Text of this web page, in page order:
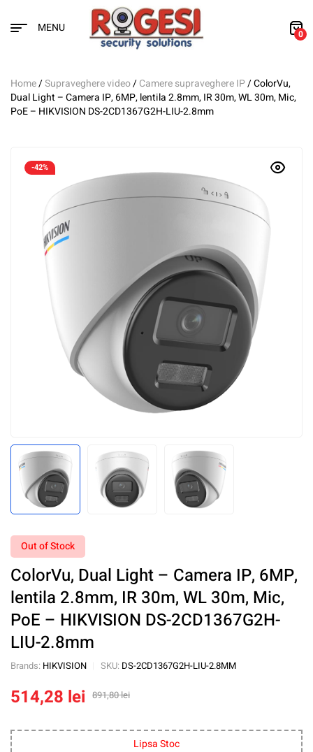
MENU 0
Home/Supraveghere video/Camere supraveghere IP/ ColorVu,
Dual Light – Camera IP, 6MP, lentila 2.8mm, IR 30m, WL 30m, Mic,
PoE – HIKVISION DS-2CD1367G2H-LIU-2.8mm
-42%
Out of Stock
ColorVu, Dual Light – Camera IP, 6MP,
lentila 2.8mm, IR 30m, WL 30m, Mic,
PoE – HIKVISION DS-2CD1367G2H-
LIU-2.8mm
Brands: HIKVISION SKU: DS-2CD1367G2H-LIU-2.8MM
891,80lei
514,28 lei
Lipsa Stoc